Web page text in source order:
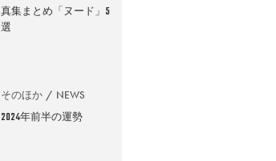
真集まとめ「ヌード」5
選
そのほか NEWS
2024年前半の運勢